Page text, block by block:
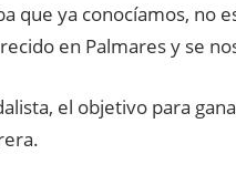
que ya conocíamos, no
en Palmares y se
el objetivo para